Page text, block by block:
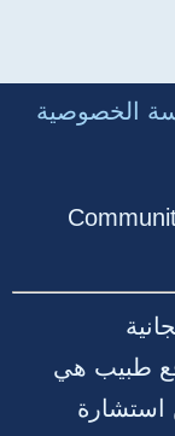
الخصوصية
طبيب هي
استشارة